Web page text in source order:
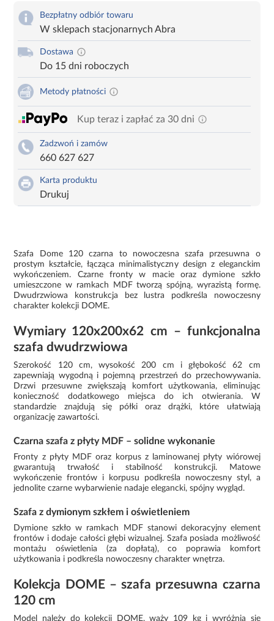
Bezpłatny odbiór towaru
W sklepach stacjonarnych Abra
Dostawa
Do 15 dni roboczych
Metody płatności
Kup teraz i zapłać za 30 dni
Zadzwoń i zamów
660 627 627
Karta produktu
Drukuj
Szafa Dome 120 czarna to nowoczesna szafa przesuwna o
prostym kształcie, łącząca minimalistyczny design z eleganckim
wykończeniem. Czarne fronty w macie oraz dymione szkło
umieszczone w ramkach MDF tworzą spójną, wyrazistą formę.
Dwudrzwiowa konstrukcja bez lustra podkreśla nowoczesny
charakter kolekcji DOME.
Wymiary 120x200x62 cm – funkcjonalna
szafa dwudrzwiowa
Szerokość 120 cm, wysokość 200 cm i głębokość 62 cm
zapewniają wygodną i pojemną przestrzeń do przechowywania.
Drzwi przesuwne zwiększają komfort użytkowania, eliminując
konieczność dodatkowego miejsca do ich otwierania. W
standardzie znajdują się półki oraz drążki, które ułatwiają
organizację zawartości.
Czarna szafa z płyty MDF – solidne wykonanie
Fronty z płyty MDF oraz korpus z laminowanej płyty wiórowej
gwarantują trwałość i stabilność konstrukcji. Matowe
wykończenie frontów i korpusu podkreśla nowoczesny styl, a
jednolite czarne wybarwienie nadaje elegancki, spójny wygląd.
Szafa z dymionym szkłem i oświetleniem
Dymione szkło w ramkach MDF stanowi dekoracyjny element
frontów i dodaje całości głębi wizualnej. Szafa posiada możliwość
montażu oświetlenia (za dopłatą), co poprawia komfort
użytkowania i podkreśla nowoczesny charakter wnętrza.
Kolekcja DOME – szafa przesuwna czarna
120 cm
Model należy do kolekcji DOME, waży 109 kg i wyróżnia się